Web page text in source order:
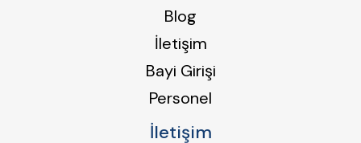
Blog
İletişim
Bayi Girişi
Personel
İletişim